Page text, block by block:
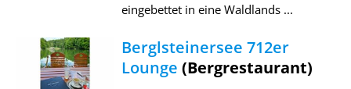
eingebettet in eine Waldlands ...
Berglsteinersee 712er
Lounge (Bergrestaurant)